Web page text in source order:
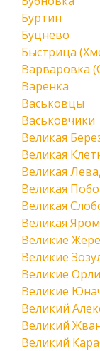
Буртин
Буцнево
Быстрица
Варваровка
Варенка
Васьковцы
Васьковчики
Великая
Великая
Великая
Великая
Великая
Великая
Великие
Великие
Великие
Великие
Великий
Великий
Великий